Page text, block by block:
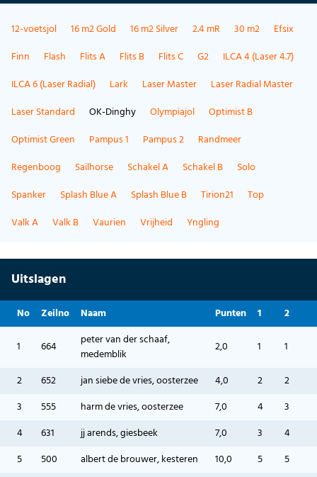
12-voetsjol 16 m2 Gold 16 m2 Silver 2.4 mR 30 m2
Efsix
Finn
Flash Flits A Flits B Flits C G2
ILCA 4 (Laser 4.7)
ILCA 6 (Laser Radial)
Lark Laser Master
Laser Radial Master
Laser Standard
OK-Dinghy Olympiajol
Optimist B
Optimist Green
Pampus 1 Pampus 2
Randmeer
Regenboog
Sailhorse Schakel A Schakel B
Solo
Spanker
Splash Blue A Splash Blue B Tirion21
Top
Valk A
Valk B Vaurien Vrijheid Yngling
Uitslagen
No Zeilno Naam Punten 1 2
1 664
peter van der schaaf,
medemblik
2,0 1 1
2 652 jan siebe de vries, oosterzee 4,0 2
2
3
555 harm de vries, oosterzee 7,0 4
3
4
631 jj arends, giesbeek 7,0 3
4
5
500 albert de brouwer, kesteren 10,0 5
5